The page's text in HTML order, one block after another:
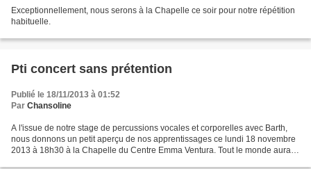
Exceptionnellement, nous serons à la Chapelle ce soir pour notre répétition
habituelle.
Pti concert sans prétention
Publié le 18/11/2013 à 01:52
Par Chansoline
A l'issue de notre stage de percussions vocales et corporelles avec Barth,
nous donnons un petit aperçu de nos apprentissages ce lundi 18 novembre
2013 à 18h30 à la Chapelle du Centre Emma Ventura. Tout le monde aura